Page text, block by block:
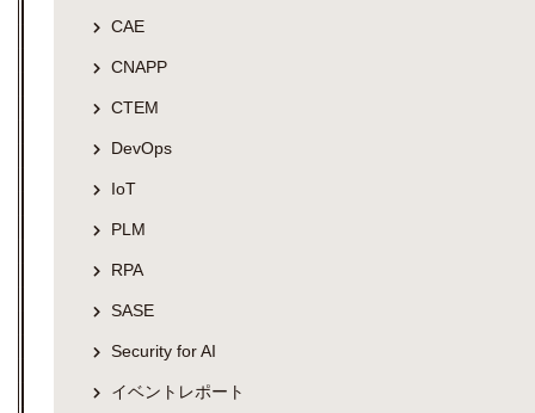
CAE
CNAPP
CTEM
DevOps
IoT
PLM
RPA
SASE
Security for AI
イベントレポート